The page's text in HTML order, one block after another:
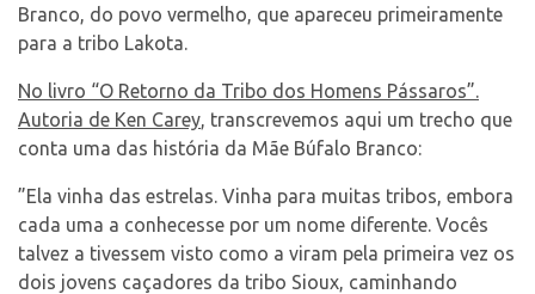
Select Language ▼
Branco, do povo vermelho, que apareceu primeiramente
para a tribo Lakota.
No livro “O Retorno da Tribo dos Homens Pássaros”.
Autoria de Ken Carey, transcrevemos aqui um trecho que
conta uma das história da Mãe Búfalo Branco:
”Ela vinha das estrelas. Vinha para muitas tribos, embora
cada uma a conhecesse por um nome diferente. Vocês
talvez a tivessem visto como a viram pela primeira vez os
dois jovens caçadores da tribo Sioux, caminhando